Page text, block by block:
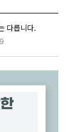
다릅니다.